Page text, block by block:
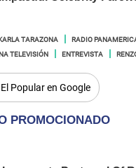
TARAZONA RADIO
TELEVISIÓN
ENTREVISTA
Popular en Google